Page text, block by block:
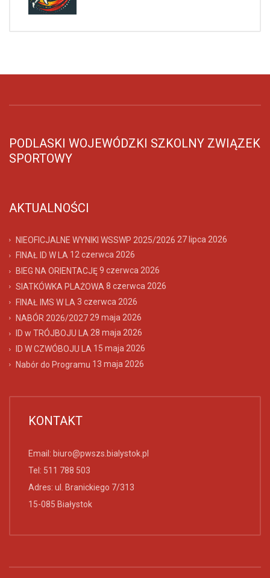
PODLASKI WOJEWÓDZKI SZKOLNY ZWIĄZEK
SPORTOWY
AKTUALNOŚCI
NIEOFICJALNE WYNIKI WSSWP 2025/2026 27 lipca 2026
FINAŁ ID W LA 12 czerwca 2026
BIEG NA ORIENTACJĘ9 czerwca 2026
SIATKÓWKA PLAŻOWA 8 czerwca 2026
FINAŁ IMS W LA 3 czerwca 2026
NABÓR 2026/2027 29 maja 2026
ID w TRÓJBOJU LA28 maja 2026
ID W CZWÓBOJU LA 15 maja 2026
Nabór do Programu 13 maja 2026
KONTAKT
Email: biuro@pwszs.bialystok.pl
Tel: 511 788 503
Adres: ul. Branickiego 7/313
15-085 Białystok